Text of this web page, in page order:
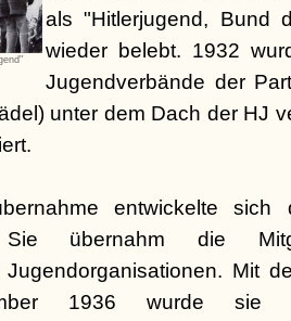
als "Hitlerjugend, Bund
wieder belebt. 1932
Jugendverbände der
unter dem Dach der HJ
entwickelte
Sie übernahm die
Jugendorganisationen. Mit
1936 wurde sie